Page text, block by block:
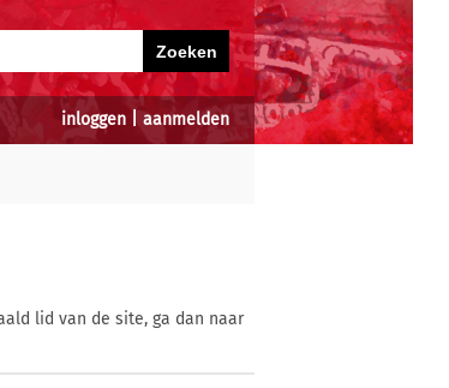
inloggen aanmelden
lid van de site, ga dan naar